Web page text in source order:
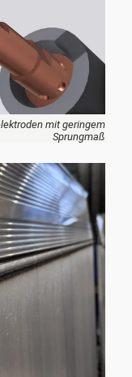
mit geringem
Sprungmaß